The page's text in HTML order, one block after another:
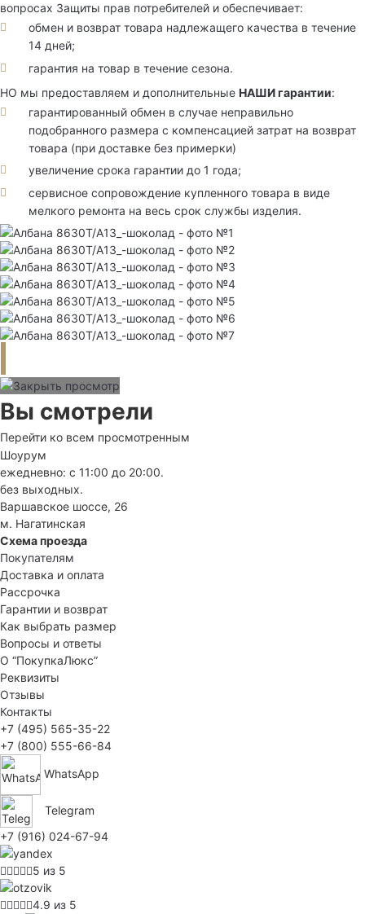
вопросах Защиты прав потребителей и обеспечивает:
обмен и возврат товара надлежащего качества в течение
14 дней;
гарантия на товар в течение сезона.
НО мы предоставляем и дополнительные НАШИ гарантии:
гарантированный обмен в случае неправильно
подобранного размера с компенсацией затрат на возврат
товара (при доставке без примерки)
увеличение срока гарантии до 1 года;
сервисное сопровождение купленного товара в виде
мелкого ремонта на весь срок службы изделия.
Вы смотрели
Перейти ко всем просмотренным
Шоурум
ежедневно: с 11:00 до 20:00.
без выходных.
Варшавское шоссе, 26
м. Нагатинская
Схема проезда
Покупателям
Доставка и оплата
Рассрочка
Гарантии и возврат
Как выбрать размер
Вопросы и ответы
О “ПокупкаЛюкс”
Реквизиты
Отзывы
Контакты
+7 (495) 565-35-22
+7 (800) 555-66-84
WhatsApp
Telegram
+7 (916) 024-67-94
5 из 5
4.9 из 5